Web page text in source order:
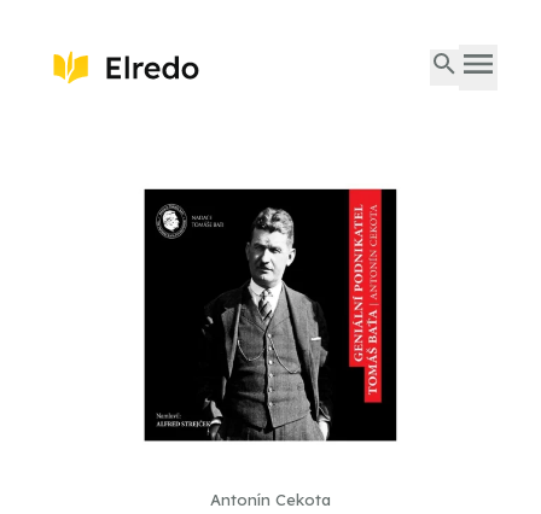
Antonín Cekota